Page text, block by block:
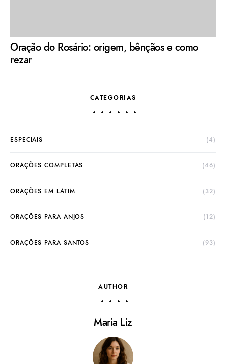
Oração do Rosário: origem, bênçãos e como
rezar
CATEGORIAS
ESPECIAIS (4)
ORAÇÕES COMPLETAS (46)
ORAÇÕES EM LATIM (32)
ORAÇÕES PARA ANJOS (12)
ORAÇÕES PARA SANTOS (93)
AUTHOR
Maria Liz